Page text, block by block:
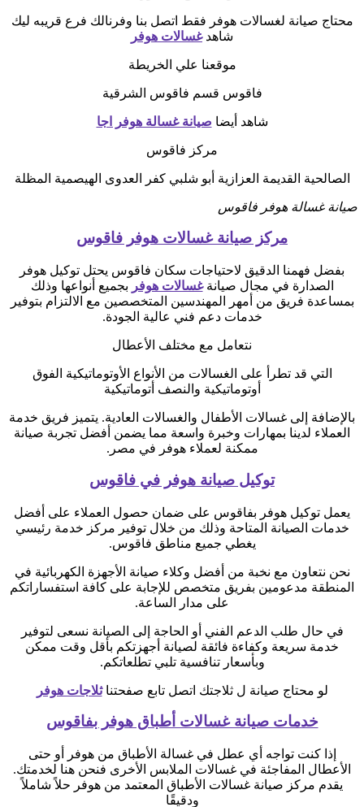
محتاج صيانة لغسالات هوفر فقط اتصل بنا وفرنالك فرع قريبه ليك
شاهدغسالات هوفر
موقعنا علي الخريطة
فاقوس قسم فاقوس الشرقية
شاهد أيضا صيانة غسالة هوفر اجا
مركز فاقوس
الصالحية القديمة العزازية أبو شلبي كفر العدوى الهيصمية المظلة
صيانة غسالة هوفر فاقوس
مركز صيانة غسالات هوفر فاقوس
بفضل فهمنا الدقيق لاحتياجات سكان فاقوس يحتل توكيل هوفر
الصدارة في مجال صيانةغسالات هوفر بجميع أنواعها وذلك
بمساعدة فريق من أمهر المهندسين المتخصصين مع الالتزام بتوفير
خدمات دعم فني عالية الجودة.
نتعامل مع مختلف الأعطال
التي قد تطرأ على الغسالات من الأنواع الأوتوماتيكية الفوق
أوتوماتيكية والنصف أتوماتيكية
بالإضافة إلى غسالات الأطفال والغسالات العادية. يتميز فريق خدمة
العملاء لدينا بمهارات وخبرة واسعة مما يضمن أفضل تجربة صيانة
ممكنة لعملاء هوفر في مصر.
توكيل صيانة هوفر في فاقوس
يعمل توكيل هوفر بفاقوس على ضمان حصول العملاء على أفضل
خدمات الصيانة المتاحة وذلك من خلال توفير مركز خدمة رئيسي
يغطي جميع مناطق فاقوس.
نحن نتعاون مع نخبة من أفضل وكلاء صيانة الأجهزة الكهربائية في
المنطقة مدعومين بفريق متخصص للإجابة على كافة استفساراتكم
على مدار الساعة.
في حال طلب الدعم الفني أو الحاجة إلى الصيانة نسعى لتوفير
خدمة سريعة وكفاءة فائقة لصيانة أجهزتكم بأقل وقت ممكن
وبأسعار تنافسية تلبي تطلعاتكم.
لو محتاج صيانة ل ثلاجتك اتصل تابع صفحتناثلاجات هوفر
خدمات صيانة غسالات أطباق هوفر بفاقوس
إذا كنت تواجه أي عطل في غسالة الأطباق من هوفر أو حتى
الأعطال المفاجئة في غسالات الملابس الأخرى فنحن هنا لخدمتك.
يقدم مركز صيانة غسالات الأطباق المعتمد من هوفر حلاً شاملاً
ودقيقًا